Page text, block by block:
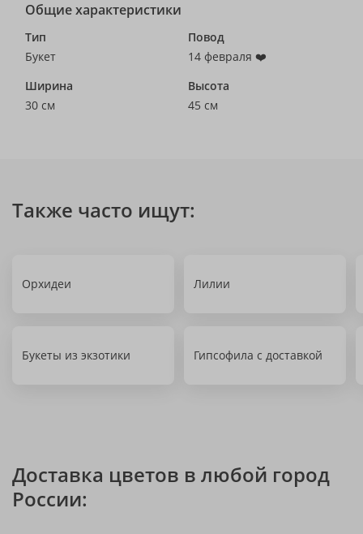
Общие характеристики
Тип
Букет
Повод
14 февраля ❤️
Ширина
30 см
Высота
45 см
Также часто ищут:
Орхидеи Лилии
Букеты из экзотики Гипсофила с доставкой
Доставка цветов в любой город
России: